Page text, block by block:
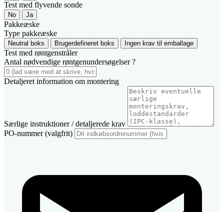
Test med flyvende sonde
No Ja
Pakkeæske
Type pakkeæske
Neutral boks Brugerdefineret boks Ingen krav til emballage
Test med røntgenstråler
Antal nødvendige røntgenundersøgelser?
Detaljeret information om montering
Særlige instruktioner / detaljerede krav
PO-nummer (valgfrit)